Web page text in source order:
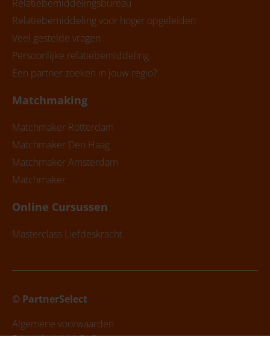
Relatiebemiddelingsbureau
Relatiebemiddeling voor hoger opgeleiden
Veel gestelde vragen
Persoonlijke relatiebemiddeling
Een partner zoeken in jouw regio?
Matchmaking
Matchmaker Rotterdam
Matchmaker Den Haag
Matchmaker Amsterdam
Matchmaker
Online Cursussen
Masterclass Liefdeskracht
© PartnerSelect
Algemene voorwaarden
Privacybeleid |FAQ